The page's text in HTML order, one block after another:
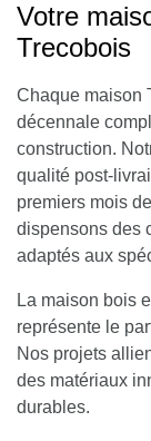
Votre
Trecobois
Chaque maison
décennale
construction.
qualité post-
premiers mois
dispensons des
adaptés aux
La maison bois
représente le
Nos projets
des matériaux
durables.